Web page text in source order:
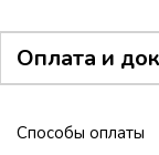
Оплата и
Способы оплаты